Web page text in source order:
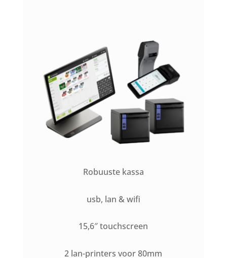
Robuuste kassa
usb, lan & wifi
15,6″ touchscreen
2 lan-printers voor 80mm